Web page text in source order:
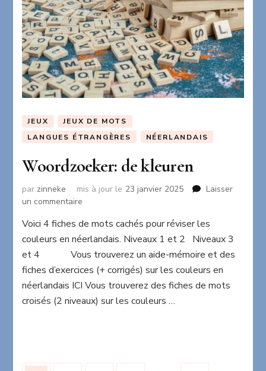
JEUX
JEUX DE MOTS
LANGUES ÉTRANGÈRES
NÉERLANDAIS
Woordzoeker: de kleuren
par zinneke mis à jour le 23 janvier 2025
Laisser
un commentaire
de
kleuren
Voici 4 fiches de mots cachés pour réviser les
couleurs en néerlandais. Niveaux 1 et 2 Niveaux 3
et 4 Vous trouverez un aide-mémoire et des
fiches d’exercices (+ corrigés) sur les couleurs en
néerlandais ICI Vous trouverez des fiches de mots
croisés (2 niveaux) sur les couleurs …